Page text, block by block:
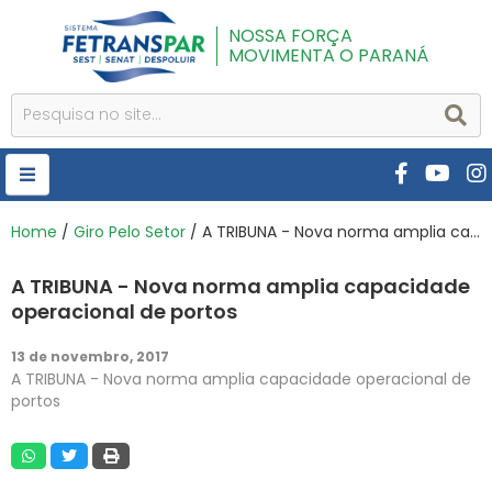
NOSSA FORÇA
MOVIMENTA O PARANÁ
HOME
PUBLICAÇÕES
CURSOS E EVENTOS
SEST SENAT
Home / Giro Pelo Setor / A TRIBUNA - Nova norma amplia capacidade operacional de portos
A TRIBUNA - Nova norma amplia capacidade
operacional de portos
13 de novembro, 2017
A TRIBUNA - Nova norma amplia capacidade operacional de
portos